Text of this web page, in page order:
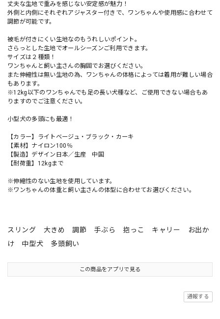
丈夫な生地で重みを感じない安定感が魅力！
外側と内側にそれぞれアジャスター付きで、ワンちゃんや使用感に合わせて
調節が可能です。
被毛が付きにくい生地なのもうれしいポイント。
さらっとした生地でオールシーズンご利用できます。
サイズは２種類！
ワンちゃんと飼い主さんの胸囲でお選びください。
また伸縮性は無い生地の為、ワンちゃんの体格によっては着用が難しい場合
もあります。
※12kg以下のワンちゃんでも足の長い犬種など、ご使用できない場合もあ
りますのでご注意ください。
小型犬の多頭にも最適！
【カラー】ライトベージュ・ブラック・カーキ
【素材】ナイロン100％
【製造】デザイン日本／生産 中国
【耐荷重】12kgまで
※伸縮性のない生地を使用しています。
※ワンちゃんの体重と飼い主さんの体型に合わせてお選びください。
スリング 大きめ 調節 手ぶら 抱っこ キャリー お出か
け 中型犬 多頭飼い
この商品をアプリで見る
通報する